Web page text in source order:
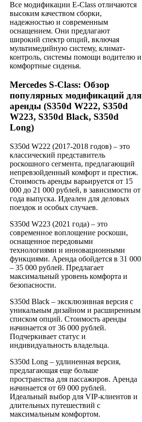
Все модификации E-Class отличаются
высоким качеством сборки,
надежностью и современным
оснащением. Они предлагают
широкий спектр опций, включая
мультимедийную систему, климат-
контроль, системы помощи водителю и
комфортные сиденья.
Mercedes S-Class: Обзор
популярных модификаций для
аренды (S350d W222, S350d
W223, S350d Black, S350d
Long)
S350d W222 (2017-2018 годов) – это
классический представитель
роскошного сегмента, предлагающий
непревзойденный комфорт и престиж.
Стоимость аренды варьируется от 15
000 до 21 000 рублей, в зависимости от
года выпуска. Идеален для деловых
поездок и особых случаев.
S350d W223 (2021 года) – это
современное воплощение роскоши,
оснащенное передовыми
технологиями и инновационными
функциями. Аренда обойдется в 31 000
‒ 35 000 рублей. Предлагает
максимальный уровень комфорта и
безопасности.
S350d Black – эксклюзивная версия с
уникальным дизайном и расширенным
списком опций. Стоимость аренды
начинается от 36 000 рублей.
Подчеркивает статус и
индивидуальность владельца.
S350d Long – удлиненная версия,
предлагающая еще больше
пространства для пассажиров. Аренда
начинается от 69 000 рублей.
Идеальный выбор для VIP-клиентов и
длительных путешествий с
максимальным комфортом.